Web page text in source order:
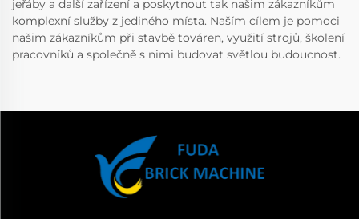
jeřáby a další zařízení a poskytnout tak našim zákazníkům
komplexní služby z jediného místa. Naším cílem je pomoci
našim zákazníkům při stavbě továren, využití strojů, školení
pracovníků a společně s nimi budovat světlou budoucnost.